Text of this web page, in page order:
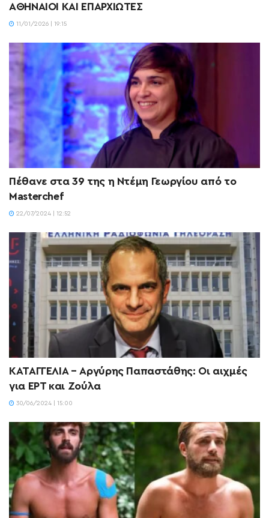
ΑΘΗΝΑΙΟΙ ΚΑΙ ΕΠΑΡΧΙΩΤΕΣ
11/01/2026 | 19:15
Πέθανε στα 39 της η Ντέμη Γεωργίου από το
Masterchef
22/07/2024 | 12:52
ΚΑΤΑΓΓΕΛΙΑ – Αργύρης Παπαστάθης: Οι αιχμές
για ΕΡΤ και Ζούλα
30/06/2024 | 15:00